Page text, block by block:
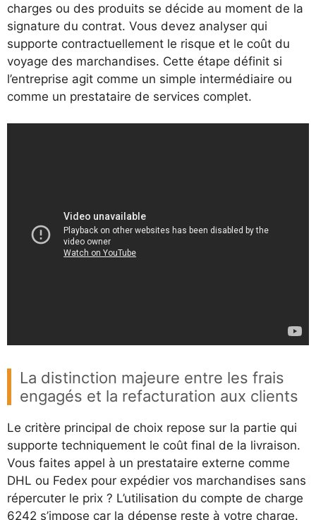
charges ou des produits se décide au moment de la
signature du contrat. Vous devez analyser qui
supporte contractuellement le risque et le coût du
voyage des marchandises. Cette étape définit si
l’entreprise agit comme un simple intermédiaire ou
comme un prestataire de services complet.
La distinction majeure entre les frais
engagés et la refacturation aux clients
Le critère principal de choix repose sur la partie qui
supporte techniquement le coût final de la livraison.
Vous faites appel à un prestataire externe comme
DHL ou Fedex pour expédier vos marchandises sans
répercuter le prix ? L’utilisation du compte de charge
6242 s’impose car la dépense reste à votre charge.